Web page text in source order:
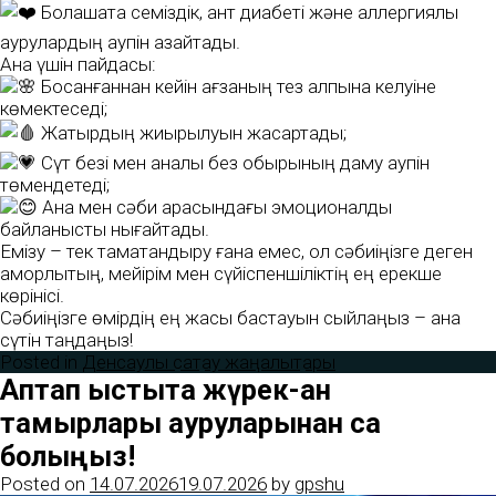
Болашақта семіздік, қант диабеті және аллергиялық
аурулардың қаупін азайтады.
Ана үшін пайдасы:
Босанғаннан кейін ағзаның тез қалпына келуіне
көмектеседі;
Жатырдың жиырылуын жақсартады;
Сүт безі мен аналық без обырының даму қаупін
төмендетеді;
Ана мен сәби арасындағы эмоционалдық
байланысты нығайтады.
Емізу – тек тамақтандыру ғана емес, ол сәбиіңізге деген
қамқорлықтың, мейірім мен сүйіспеншіліктің ең ерекше
көрінісі.
Сәбиіңізге өмірдің ең жақсы бастауын сыйлаңыз – ана
сүтін таңдаңыз!
Posted in Денсаулық сақтау жаңалықтары
Аптап ыстықта жүрек-қан
тамырлары ауруларынан сақ
болыңыз!
Posted on 14.07.202619.07.2026 by gpshu